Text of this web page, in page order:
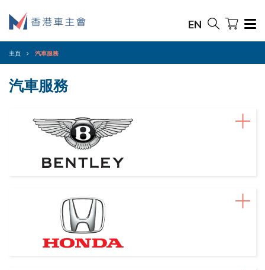
EN
主頁 汽車服務
汽車服務